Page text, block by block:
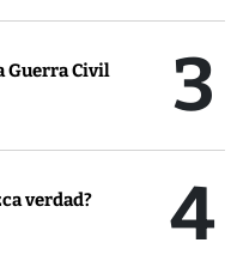
Guerra Civil 3
verdad? 4